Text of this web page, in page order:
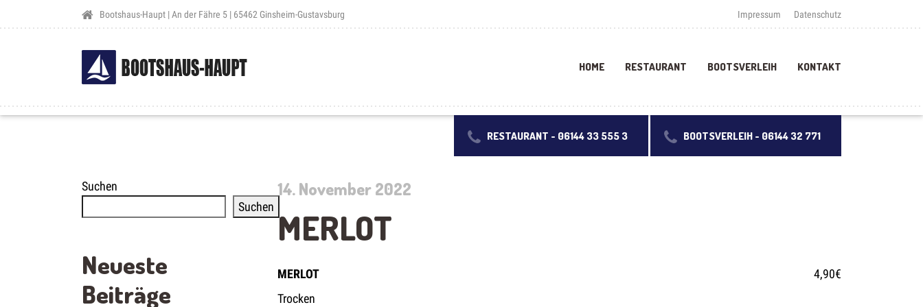
Bootshaus-Haupt | An der Fähre 5 | 65462 Ginsheim-Gustavsburg Impressum Datenschutz
HOME RESTAURANT BOOTSVERLEIH KONTAKT
RESTAURANT - 06144 33 555 3 BOOTSVERLEIH - 06144 32 771
14. November 2022
MERLOT
MERLOT
4,90€
Trocken
Suchen
Suchen
Neueste
Beiträge